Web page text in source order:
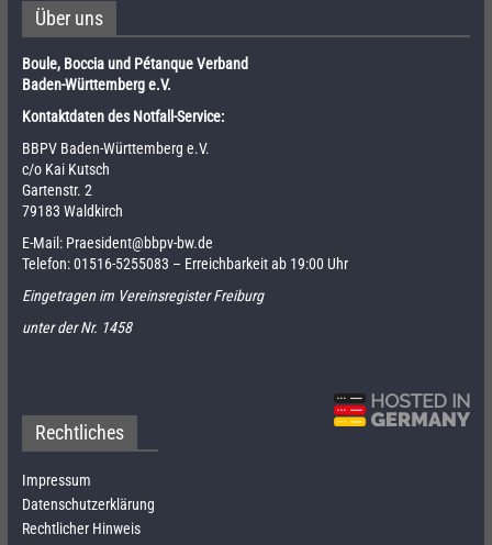
Über uns
Boule, Boccia und Pétanque Verband
Baden-Württemberg e.V.
Kontaktdaten des Notfall-Service:
BBPV Baden-Württemberg e.V.
c/o Kai Kutsch
Gartenstr. 2
79183 Waldkirch
E-Mail: Praesident@bbpv-bw.de
Telefon:01516-5255083 – Erreichbarkeit ab 19:00 Uhr
Eingetragen im Vereinsregister Freiburg
unter der Nr. 1458
Rechtliches
Impressum
Datenschutzerklärung
Rechtlicher Hinweis